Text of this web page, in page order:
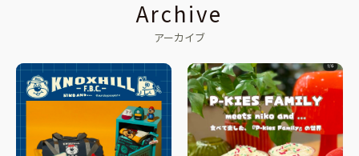
Archive
アーカイブ